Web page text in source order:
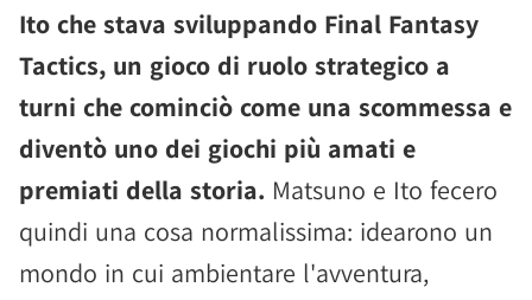
Ito che stava sviluppando Final Fantasy
Tactics, un gioco di ruolo strategico a
turni che cominciò come una scommessa e
diventò uno dei giochi più amati e
premiati della storia. Matsuno e Ito fecero
quindi una cosa normalissima: idearono un
mondo in cui ambientare l'avventura,